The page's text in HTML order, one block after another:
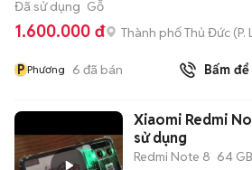
Đã sử dụng Gỗ
1.600.000 đ Thành phố Thủ Đức (P.
P Phương 6 đã bán Bấm
Xiaomi Redmi
sử dụng
Redmi Note 8 64 GB